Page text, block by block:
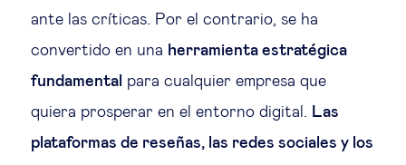
ante las críticas. Por el contrario, se ha
convertido en una herramienta estratégica
fundamental para cualquier empresa que
quiera prosperar en el entorno digital. Las
plataformas de reseñas, las redes sociales y los